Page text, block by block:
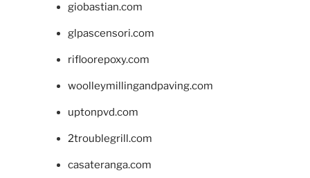
giobastian.com
glpascensori.com
rifloorepoxy.com
woolleymillingandpaving.com
uptonpvd.com
2troublegrill.com
casateranga.com